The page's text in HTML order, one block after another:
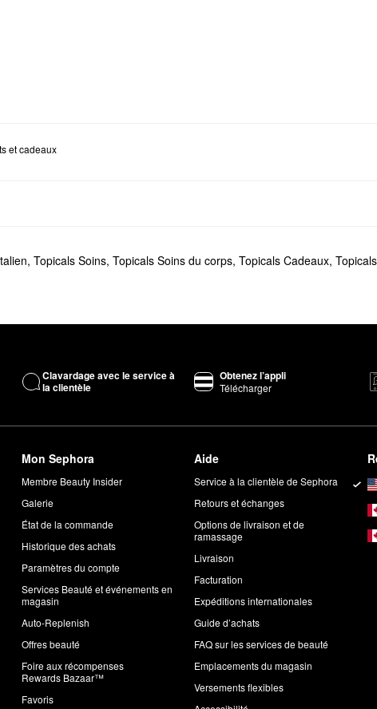
et cadeaux
, Topicals Soins, Topicals Soins du corps, Topicals Cadeaux,
Clavardage avec le service à
la clientèle
Obtenez l’appli
Télécharger
Mon Sephora
Membre Beauty Insider
Galerie
État de la commande
Historique des achats
Paramètres du compte
Services Beauté et événements en
magasin
Auto-Replenish
Offres beauté
Foire aux récompenses
Rewards Bazaar™
Favoris
Aide
Service à la clientèle de Sephora
Retours et échanges
Options de livraison et de
ramassage
Livraison
Facturation
Expéditions internationales
Guide d’achats
FAQ sur les services de beauté
Emplacements du magasin
Versements flexibles